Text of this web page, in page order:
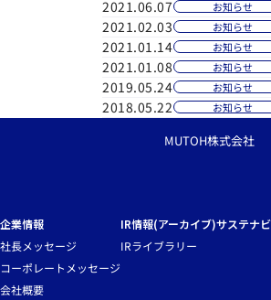
2021.06.07 お知らせ
2021.02.03
お知らせ
2021.01.14
お知らせ
2021.01.08
お知らせ
2019.05.24
お知らせ
2018.05.22
お知らせ
MUTOH株式会社
企業情報
社長メッセージ
コーポレートメッセージ
会社概要
IR情報(アーカイブ)
IRライブラリー
サステナ